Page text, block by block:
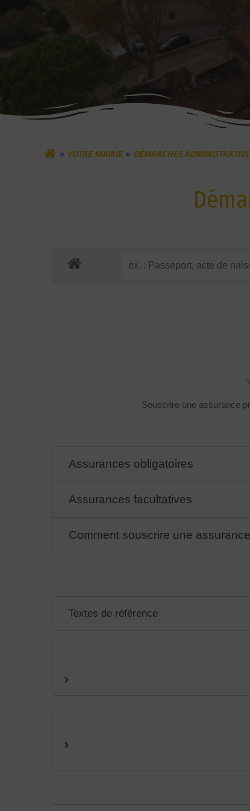
VOTRE MAIRIE DÉMARCHES
Souscrire une assurance
Assurances obligatoires
Assurances facultatives
Comment souscrire une assurance
Textes de référence